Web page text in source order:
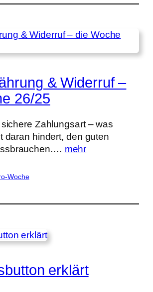
& Widerruf –
26/25
Zahlungsart – was
daran hindert, den guten
mehr
Woche
erklärt